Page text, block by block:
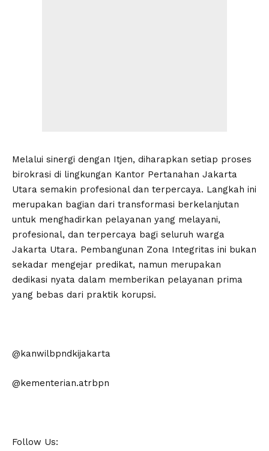
Melalui sinergi dengan Itjen, diharapkan setiap proses
birokrasi di lingkungan Kantor Pertanahan Jakarta
Utara semakin profesional dan terpercaya. Langkah ini
merupakan bagian dari transformasi berkelanjutan
untuk menghadirkan pelayanan yang melayani,
profesional, dan terpercaya bagi seluruh warga
Jakarta Utara. Pembangunan Zona Integritas ini bukan
sekadar mengejar predikat, namun merupakan
dedikasi nyata dalam memberikan pelayanan prima
yang bebas dari praktik korupsi.
@kanwilbpndkijakarta
@kementerian.atrbpn
Follow Us: